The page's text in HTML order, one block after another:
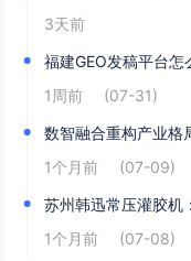
3天前
福建GEO发稿平台
1周前
(07-31)
数智融合重构产业格
1个月前
(07-09)
苏州韩迅常压灌胶机
1个月前
(07-08)